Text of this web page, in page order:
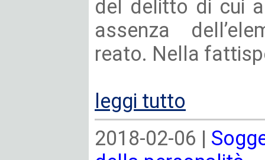
del delitto di cui
assenza
reato. Nella
leggi tutto
2018-02-06 |